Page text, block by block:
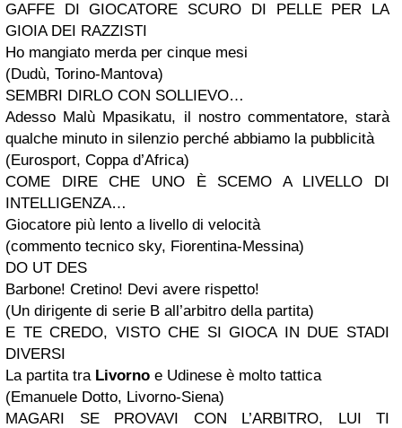
GAFFE DI GIOCATORE SCURO DI PELLE PER LA
GIOIA DEI RAZZISTI
Ho mangiato merda per cinque mesi
(Dudù, Torino-Mantova)
SEMBRI DIRLO CON SOLLIEVO…
Adesso Malù Mpasikatu, il nostro commentatore, starà
qualche minuto in silenzio perché abbiamo la pubblicità
(Eurosport, Coppa d’Africa)
COME DIRE CHE UNO È SCEMO A LIVELLO DI
INTELLIGENZA…
Giocatore più lento a livello di velocità
(commento tecnico sky, Fiorentina-Messina)
DO UT DES
Barbone! Cretino! Devi avere rispetto!
(Un dirigente di serie B all’arbitro della partita)
E TE CREDO, VISTO CHE SI GIOCA IN DUE STADI
DIVERSI
La partita tra Livorno e Udinese è molto tattica
(Emanuele Dotto, Livorno-Siena)
MAGARI SE PROVAVI CON L’ARBITRO, LUI TI